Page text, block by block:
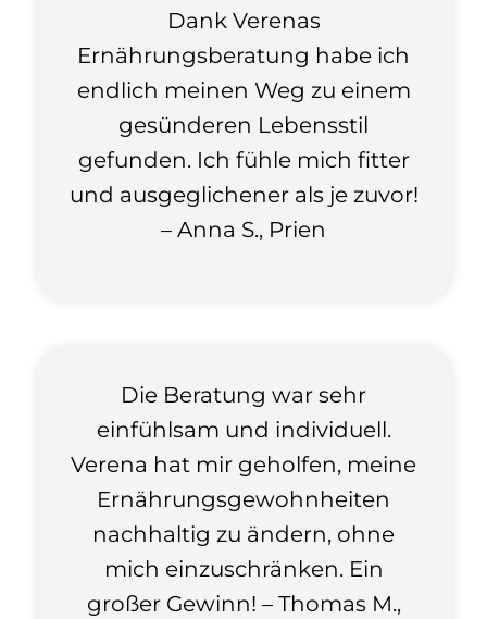
Dank Verenas
Ernährungsberatung habe ich
endlich meinen Weg zu einem
gesünderen Lebensstil
gefunden. Ich fühle mich fitter
und ausgeglichener als je zuvor!
– Anna S., Prien
Die Beratung war sehr
einfühlsam und individuell.
Verena hat mir geholfen, meine
Ernährungsgewohnheiten
nachhaltig zu ändern, ohne
mich einzuschränken. Ein
großer Gewinn! – Thomas M.,